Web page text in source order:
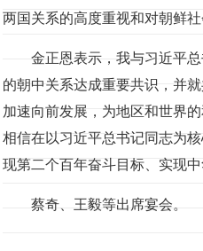
两国关系的高度重视和对朝鲜
金正恩表示，我与习近平
的朝中关系达成重要共识，并
加速向前发展，为地区和世界
相信在以习近平总书记同志为
现第二个百年奋斗目标、实现
蔡奇、王毅等出席宴会。